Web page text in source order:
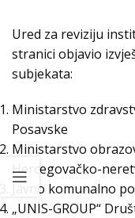
Ured za reviziju
stranici objavio
subjekata:
Ministarstvo
Posavske
Ministarstvo
Hercegovačko-
Javno komunalno
„UNIS-GROUP“